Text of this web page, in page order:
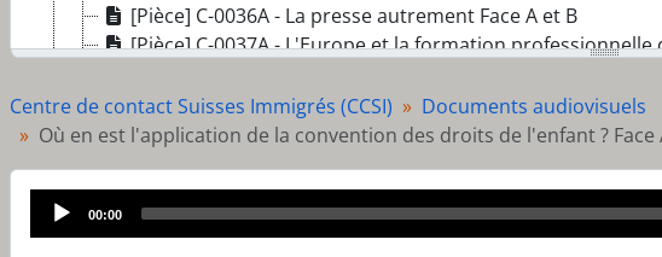
[Pièce] C-0036A - La presse autrement Face A et B
[Pièce] C-0037A - L'Europe et la formation professionnelle
[Pièce] C-0039A - Service d’information sociale anc.
[Pièce] C-0039B - Service d’information sociale anc.
[Pièce] C-0040B - Part à deux - Accueil des non
[Pièce] C-0041A - Les migrations et la politique d'asile en
Centre de contact Suisses Immigrés (CCSI)
Documents audiovisuels
Où en est l'application de la convention des droits de l'enfant ? Face
Audio
Player
00:00